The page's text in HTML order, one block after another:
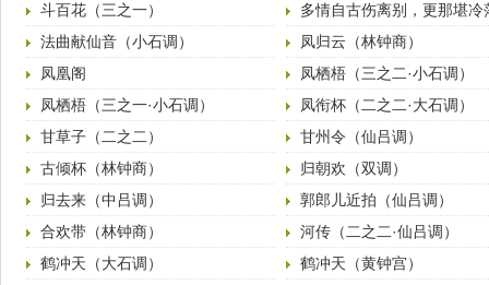
斗百花（三之一）
多情自古伤离别，更那堪冷
节。 （宋·柳永·雨
法曲献仙音（小石调）
凤归云（林钟商）
凤凰阁
凤栖梧（三之二·小石调）
凤栖梧（三之一·小石调）
凤衔杯（二之二·大石调）
甘草子（二之二）
甘州令（仙吕调）
古倾杯（林钟商）
归朝欢（双调）
归去来（中吕调）
郭郎儿近拍（仙吕调）
合欢带（林钟商）
河传（二之二·仙吕调）
鹤冲天（大石调）
鹤冲天（黄钟宫）